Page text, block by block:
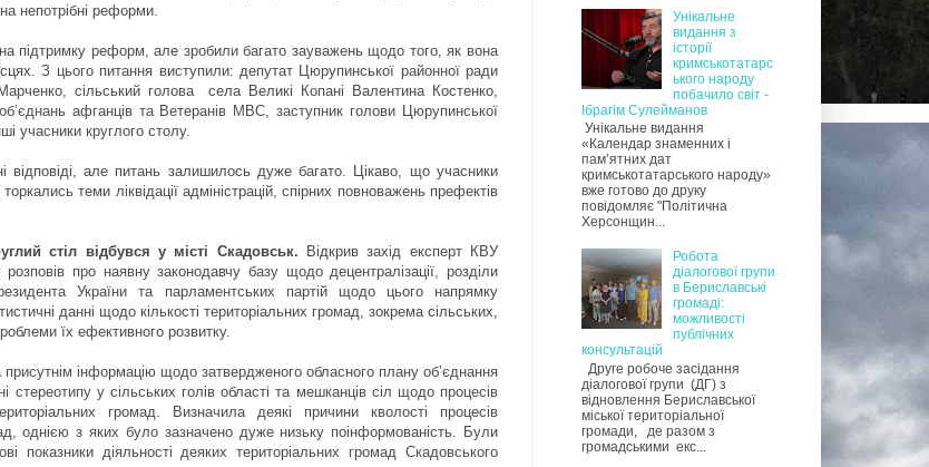
непотрібні реформи.
підтримку реформ, але зробили багато зауважень щодо того, як вона
З цього питання виступили: депутат Цюрупинської районної ради
сільський голова села Великі Копані Валентина Костенко,
афганців та Ветеранів МВС, заступник голови Цюрупинської
учасники круглого столу.
відповіді, але питань залишилось дуже багато. Цікаво, що учасники
теми ліквідації адміністрацій, спірних повноважень префектів
стіл відбувся у місті Скадовськ. Відкрив захід експерт КВУ
про наявну законодавчу базу щодо децентралізації, розділи
України та парламентських партій щодо цього напрямку
данні щодо кількості територіальних громад, зокрема сільських,
їх ефективного розвитку.
інформацію щодо затвердженого обласного плану об’єднання
стереотипу у сільських голів області та мешканців сіл щодо процесів
громад. Визначила деякі причини кволості процесів
однією з яких було зазначено дуже низьку поінформованість. Були
показники діяльності деяких територіальних громад Скадовського
Унікальне
видання з
історії
кримськотатарс
ького народу
побачило світ -
Ібрагім Сулейманов
Унікальне видання
«Календар знаменних і
пам’ятних дат
кримськотатарського народу»
вже готово до друку
повідомляє "Політична
Херсонщин...
Робота
діалогової групи
в Бериславські
громаді:
можливості
публічних
консультацій
Друге робоче засідання
діалогової групи (ДГ) з
відновлення Бериславської
міської територіальної
громади, де разом з
громадськими екс...